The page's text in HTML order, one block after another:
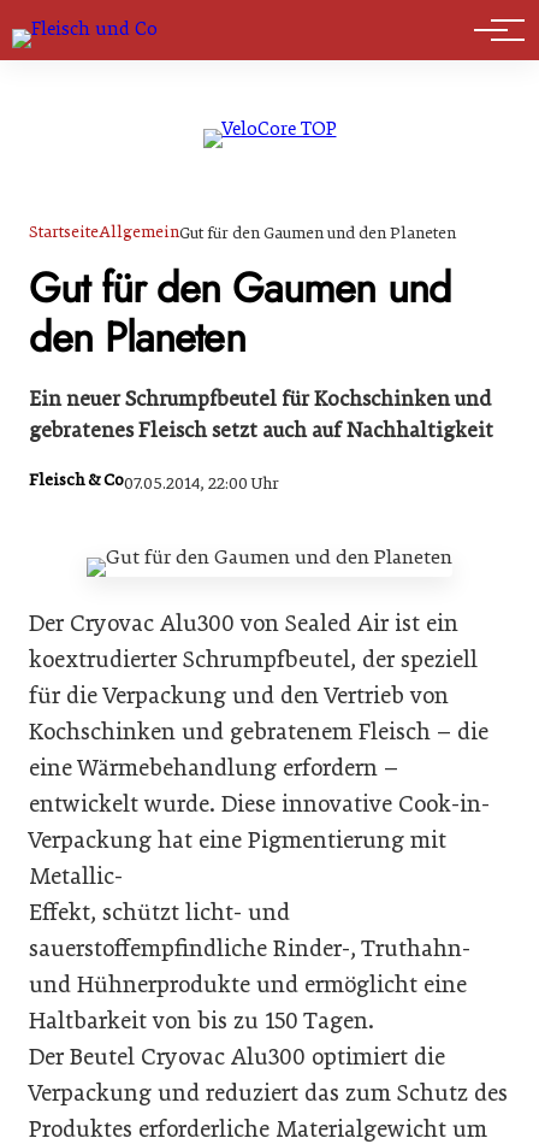
Marktführer
StartseiteAllgemeinGut für den Gaumen und den Planeten
Gut für den Gaumen und
den Planeten
Ein neuer Schrumpfbeutel für Kochschinken und
gebratenes Fleisch setzt auch auf Nachhaltigkeit
Fleisch & Co07.05.2014, 22:00 Uhr
Der Cryovac Alu300 von Sealed Air ist ein
koextrudierter Schrumpfbeutel, der speziell
für die Verpackung und den Vertrieb von
Kochschinken und gebratenem Fleisch – die
eine Wärmebehandlung erfordern –
entwickelt wurde. Diese innovative Cook-in-
Verpackung hat eine Pigmentierung mit
Metallic-
Effekt, schützt licht- und
sauerstoffempfindliche Rinder-, Truthahn-
und Hühnerprodukte und ermöglicht eine
Haltbarkeit von bis zu 150 Tagen.
Der Beutel Cryovac Alu300 optimiert die
Verpackung und reduziert das zum Schutz des
Produktes erforderliche Materialgewicht um